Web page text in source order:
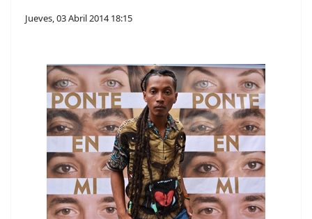
Jueves, 03 Abril 2014 18:15